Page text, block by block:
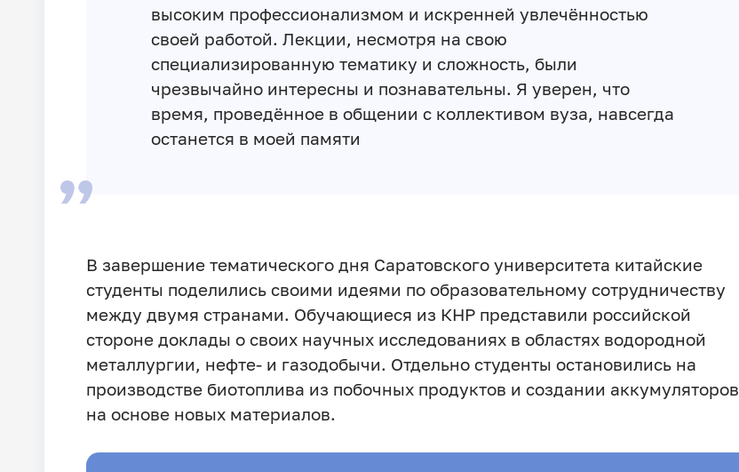
высоким профессионализмом и искренней увлечённостью
своей работой. Лекции, несмотря на свою
специализированную тематику и сложность, были
чрезвычайно интересны и познавательны. Я уверен, что
время, проведённое в общении с коллективом вуза, навсегда
останется в моей памяти
В завершение тематического дня Саратовского университета китайские
студенты поделились своими идеями по образовательному сотрудничеству
между двумя странами. Обучающиеся из КНР представили российской
стороне доклады о своих научных исследованиях в областях водородной
металлургии, нефте- и газодобычи. Отдельно студенты остановились на
производстве биотоплива из побочных продуктов и создании аккумуляторов
на основе новых материалов.